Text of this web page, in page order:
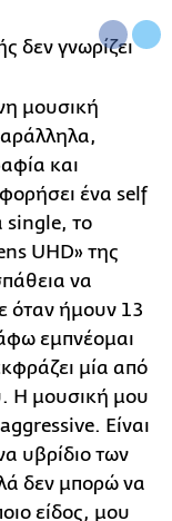
μουσική
και
ένα self
single, τo
UHD» της
να
όταν ήμουν 13
εμπνέομαι
μία από
H μουσική μου
Είναι
υβρίδιο των
δεν μπορώ να
είδος, μου